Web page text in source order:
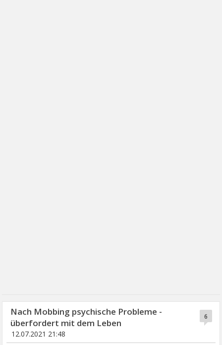
6
Nach Mobbing psychische Probleme -
überfordert mit dem Leben
12.07.2021 21:48